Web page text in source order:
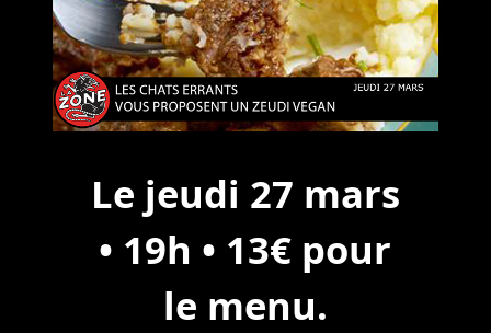
Le jeudi 27 mars
• 19h • 13€ pour
le menu.